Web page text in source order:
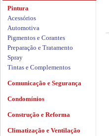
Pintura
Acessórios
Automotiva
Pigmentos e Corantes
Preparação e Tratamento
Spray
Tintas e Complementos
Comunicação e Segurança
Condomínios
Construção e Reforma
Climatização e Ventilação